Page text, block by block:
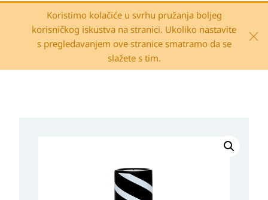
Koristimo kolačiće u svrhu pružanja boljeg
korisničkog iskustva na stranici. Ukoliko nastavite
s pregledavanjem ove stranice smatramo da se
slažete s tim.